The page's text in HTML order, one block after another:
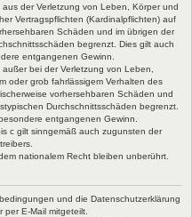
der Verletzung von Leben, Körper und
Vertragspflichten (Kardinalpflichten) auf
Schäden und im übrigen der
begrenzt. Dies gilt auch
entgangenen Gewinn.
bei der Verletzung von Leben,
oder grob fahrlässigem Verhalten des
vorhersehbaren Schäden und
Durchschnittsschäden begrenzt.
entgangenen Gewinn.
c gilt sinngemäß auch zugunsten der
nationalem Recht bleiben unberührt.
und die Datenschutzerklärung
E-Mail mitgeteilt.